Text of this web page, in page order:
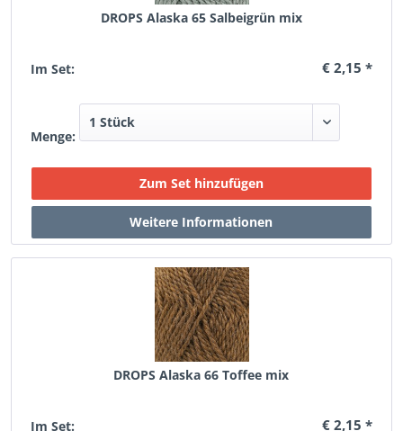
DROPS Alaska 65 Salbeigrün mix
Im Set: € 2,15 *
Menge:
DROPS Alaska 66 Toffee mix
Im Set: € 2,15 *